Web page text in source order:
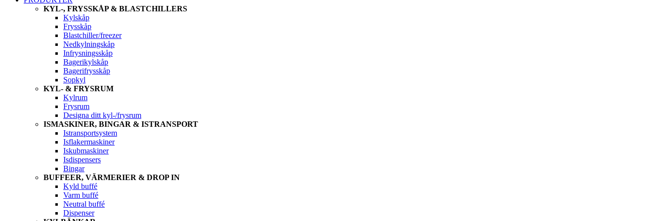
KYL-, FRYSSKÅP & BLASTCHILLERS
Kylskåp
Frysskåp
Blastchiller/freezer
Nedkylningskåp
Infrysningsskåp
Bagerikylskåp
Bagerifrysskåp
Sopkyl
KYL- & FRYSRUM
Kylrum
Frysrum
Designa ditt kyl-/frysrum
ISMASKINER, BINGAR & ISTRANSPORT
Istransportsystem
Isflakermaskiner
Iskubmaskiner
Isdispensers
Bingar
BUFFEER, VÄRMERIER & DROP IN
Kyld buffé
Varm buffé
Neutral buffé
Dispenser